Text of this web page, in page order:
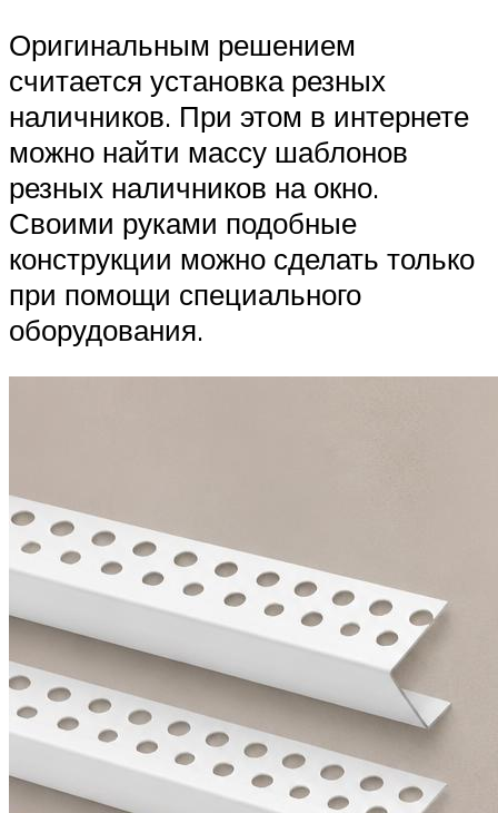
Оригинальным решением
считается установка резных
наличников. При этом в интернете
можно найти массу шаблонов
резных наличников на окно.
Своими руками подобные
конструкции можно сделать только
при помощи специального
оборудования.